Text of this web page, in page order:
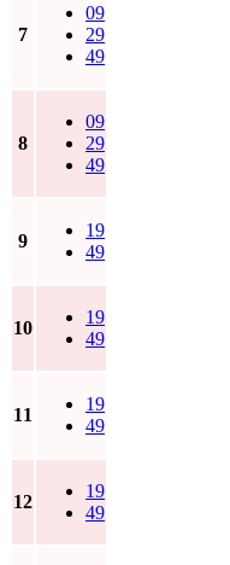
7
09
29
49
8
09
29
49
9
19
49
10
19
49
11
19
49
12
19
49